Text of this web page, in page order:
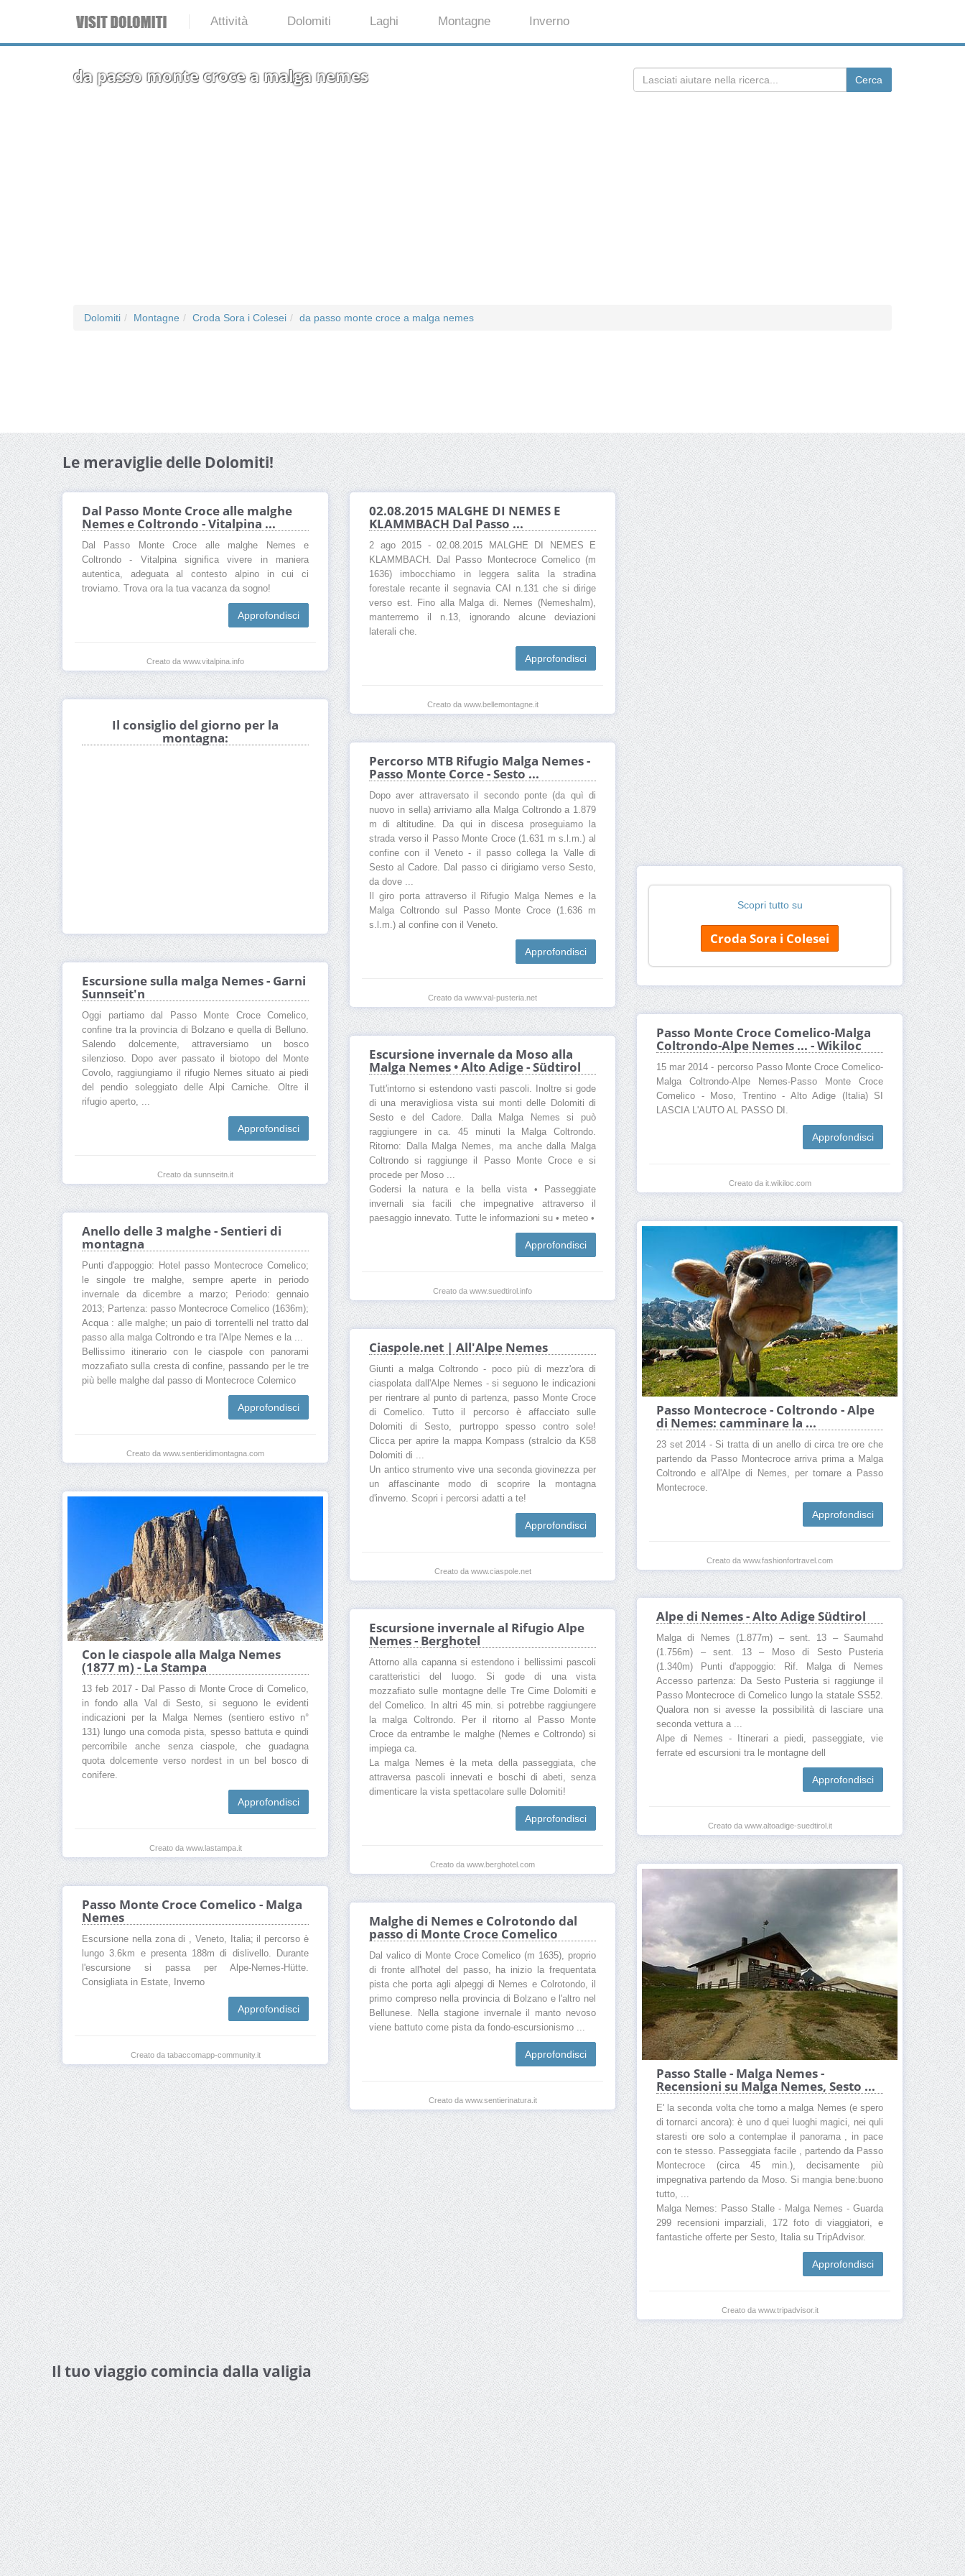
Attività Dolomiti Laghi Montagne Inverno
da passo monte croce a malga nemes
Dolomiti Montagne Croda Sora i Colesei da passo monte croce a malga nemes
Le meraviglie delle Dolomiti!
Dal Passo Monte Croce alle malghe
Nemes e Coltrondo - Vitalpina ...
Dal Passo Monte Croce alle malghe Nemes e
Coltrondo - Vitalpina significa vivere in maniera
autentica, adeguata al contesto alpino in cui ci
troviamo. Trova ora la tua vacanza da sogno!
Approfondisci
Creato da www.vitalpina.info
02.08.2015 MALGHE DI NEMES E
KLAMMBACH Dal Passo ...
2 ago 2015 - 02.08.2015 MALGHE DI NEMES E
KLAMMBACH. Dal Passo Montecroce Comelico (m
1636) imbocchiamo in leggera salita la stradina
forestale recante il segnavia CAI n.131 che si dirige
verso est. Fino alla Malga di. Nemes (Nemeshalm),
manterremo il n.13, ignorando alcune deviazioni
laterali che.
Approfondisci
Creato da www.bellemontagne.it
Scopri tutto su
Croda Sora i Colesei
Il consiglio del giorno per la
montagna:
Percorso MTB Rifugio Malga Nemes -
Passo Monte Corce - Sesto ...
Dopo aver attraversato il secondo ponte (da quì di
nuovo in sella) arriviamo alla Malga Coltrondo a 1.879
m di altitudine. Da qui in discesa proseguiamo la
strada verso il Passo Monte Croce (1.631 m s.l.m.) al
confine con il Veneto - il passo collega la Valle di
Sesto al Cadore. Dal passo ci dirigiamo verso Sesto,
da dove ...
Il giro porta attraverso il Rifugio Malga Nemes e la
Malga Coltrondo sul Passo Monte Croce (1.636 m
s.l.m.) al confine con il Veneto.
Approfondisci
Creato da www.val-pusteria.net
Escursione sulla malga Nemes - Garni
Sunnseit'n
Oggi partiamo dal Passo Monte Croce Comelico,
confine tra la provincia di Bolzano e quella di Belluno.
Salendo dolcemente, attraversiamo un bosco
silenzioso. Dopo aver passato il biotopo del Monte
Covolo, raggiungiamo il rifugio Nemes situato ai piedi
del pendio soleggiato delle Alpi Carniche. Oltre il
rifugio aperto, ...
Approfondisci
Creato da sunnseitn.it
Passo Monte Croce Comelico-Malga
Coltrondo-Alpe Nemes ... - Wikiloc
15 mar 2014 - percorso Passo Monte Croce Comelico-
Malga Coltrondo-Alpe Nemes-Passo Monte Croce
Comelico - Moso, Trentino - Alto Adige (Italia) SI
LASCIA L'AUTO AL PASSO DI.
Approfondisci
Creato da it.wikiloc.com
Escursione invernale da Moso alla
Malga Nemes • Alto Adige - Südtirol
Tutt'intorno si estendono vasti pascoli. Inoltre si gode
di una meravigliosa vista sui monti delle Dolomiti di
Sesto e del Cadore. Dalla Malga Nemes si può
raggiungere in ca. 45 minuti la Malga Coltrondo.
Ritorno: Dalla Malga Nemes, ma anche dalla Malga
Coltrondo si raggiunge il Passo Monte Croce e si
procede per Moso ...
Godersi la natura e la bella vista • Passeggiate
invernali sia facili che impegnative attraverso il
paesaggio innevato. Tutte le informazioni su • meteo •
Approfondisci
Creato da www.suedtirol.info
Anello delle 3 malghe - Sentieri di
montagna
Punti d'appoggio: Hotel passo Montecroce Comelico;
le singole tre malghe, sempre aperte in periodo
invernale da dicembre a marzo; Periodo: gennaio
2013; Partenza: passo Montecroce Comelico (1636m);
Acqua : alle malghe; un paio di torrentelli nel tratto dal
passo alla malga Coltrondo e tra l'Alpe Nemes e la ...
Bellissimo itinerario con le ciaspole con panorami
mozzafiato sulla cresta di confine, passando per le tre
più belle malghe dal passo di Montecroce Colemico
Approfondisci
Creato da www.sentieridimontagna.com
Passo Montecroce - Coltrondo - Alpe
di Nemes: camminare la ...
23 set 2014 - Si tratta di un anello di circa tre ore che
partendo da Passo Montecroce arriva prima a Malga
Coltrondo e all'Alpe di Nemes, per tornare a Passo
Montecroce.
Approfondisci
Creato da www.fashionfortravel.com
Ciaspole.net | All'Alpe Nemes
Giunti a malga Coltrondo - poco più di mezz'ora di
ciaspolata dall'Alpe Nemes - si seguono le indicazioni
per rientrare al punto di partenza, passo Monte Croce
di Comelico. Tutto il percorso è affacciato sulle
Dolomiti di Sesto, purtroppo spesso contro sole!
Clicca per aprire la mappa Kompass (stralcio da K58
Dolomiti di ...
Un antico strumento vive una seconda giovinezza per
un affascinante modo di scoprire la montagna
d'inverno. Scopri i percorsi adatti a te!
Approfondisci
Creato da www.ciaspole.net
Con le ciaspole alla Malga Nemes
(1877 m) - La Stampa
13 feb 2017 - Dal Passo di Monte Croce di Comelico,
in fondo alla Val di Sesto, si seguono le evidenti
indicazioni per la Malga Nemes (sentiero estivo n°
131) lungo una comoda pista, spesso battuta e quindi
percorribile anche senza ciaspole, che guadagna
quota dolcemente verso nordest in un bel bosco di
conifere.
Approfondisci
Creato da www.lastampa.it
Alpe di Nemes - Alto Adige Südtirol
Malga di Nemes (1.877m) – sent. 13 – Saumahd
(1.756m) – sent. 13 – Moso di Sesto Pusteria
(1.340m) Punti d'appoggio: Rif. Malga di Nemes
Accesso partenza: Da Sesto Pusteria si raggiunge il
Passo Montecroce di Comelico lungo la statale SS52.
Qualora non si avesse la possibilità di lasciare una
seconda vettura a ...
Alpe di Nemes - Itinerari a piedi, passeggiate, vie
ferrate ed escursioni tra le montagne dell
Approfondisci
Creato da www.altoadige-suedtirol.it
Escursione invernale al Rifugio Alpe
Nemes - Berghotel
Attorno alla capanna si estendono i bellissimi pascoli
caratteristici del luogo. Si gode di una vista
mozzafiato sulle montagne delle Tre Cime Dolomiti e
del Comelico. In altri 45 min. si potrebbe raggiungere
la malga Coltrondo. Per il ritorno al Passo Monte
Croce da entrambe le malghe (Nemes e Coltrondo) si
impiega ca.
La malga Nemes è la meta della passeggiata, che
attraversa pascoli innevati e boschi di abeti, senza
dimenticare la vista spettacolare sulle Dolomiti!
Approfondisci
Creato da www.berghotel.com
Passo Stalle - Malga Nemes -
Recensioni su Malga Nemes, Sesto ...
E' la seconda volta che torno a malga Nemes (e spero
di tornarci ancora): è uno d quei luoghi magici, nei quli
staresti ore solo a contemplae il panorama , in pace
con te stesso. Passeggiata facile , partendo da Passo
Montecroce (circa 45 min.), decisamente più
impegnativa partendo da Moso. Si mangia bene:buono
tutto, ...
Malga Nemes: Passo Stalle - Malga Nemes - Guarda
299 recensioni imparziali, 172 foto di viaggiatori, e
fantastiche offerte per Sesto, Italia su TripAdvisor.
Approfondisci
Creato da www.tripadvisor.it
Passo Monte Croce Comelico - Malga
Nemes
Escursione nella zona di , Veneto, Italia; il percorso è
lungo 3.6km e presenta 188m di dislivello. Durante
l'escursione si passa per Alpe-Nemes-Hütte.
Consigliata in Estate, Inverno
Approfondisci
Creato da tabaccomapp-community.it
Malghe di Nemes e Colrotondo dal
passo di Monte Croce Comelico
Dal valico di Monte Croce Comelico (m 1635), proprio
di fronte all'hotel del passo, ha inizio la frequentata
pista che porta agli alpeggi di Nemes e Colrotondo, il
primo compreso nella provincia di Bolzano e l'altro nel
Bellunese. Nella stagione invernale il manto nevoso
viene battuto come pista da fondo-escursionismo ...
Approfondisci
Creato da www.sentierinatura.it
Il tuo viaggio comincia dalla valigia